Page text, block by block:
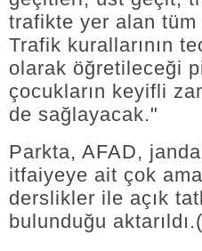
trafikte yer alan
Trafik kurallarının
olarak öğretileceği
çocukların keyifli
de sağlayacak."
Parkta, AFAD,
itfaiyeye ait çok
derslikler ile açık
bulunduğu